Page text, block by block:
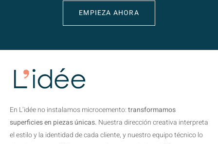
EMPIEZA AHORA
En L’idée no instalamos microcemento:transformamos
superficies en piezas únicas. Nuestra dirección creativa interpreta
el estilo y la identidad de cada cliente, y nuestro equipo técnico lo